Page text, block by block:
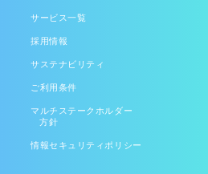
サービス一覧
採用情報
サステナビリティ
ご利用条件
マルチステークホルダー
方針
情報セキュリティポリシー